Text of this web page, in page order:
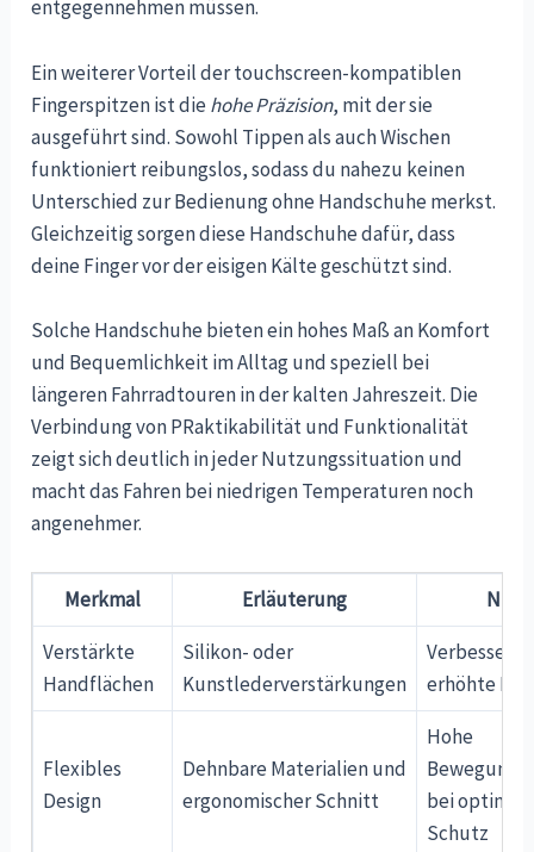
entgegennehmen müssen.
Ein weiterer Vorteil der touchscreen-kompatiblen
Fingerspitzen ist diehohe Präzision, mit der sie
ausgeführt sind. Sowohl Tippen als auch Wischen
funktioniert reibungslos, sodass du nahezu keinen
Unterschied zur Bedienung ohne Handschuhe merkst.
Gleichzeitig sorgen diese Handschuhe dafür, dass
deine Finger vor der eisigen Kälte geschützt sind.
Solche Handschuhe bieten ein hohes Maß an Komfort
und Bequemlichkeit im Alltag und speziell bei
längeren Fahrradtouren in der kalten Jahreszeit. Die
Verbindung von PRaktikabilität und Funktionalität
zeigt sich deutlich in jeder Nutzungssituation und
macht das Fahren bei niedrigen Temperaturen noch
angenehmer.
Merkmal Erläuterung
Verstärkte
Handflächen
Silikon- oder
Kunstlederverstärkungen
erhöhte
Flexibles
Design
Dehnbare Materialien und
ergonomischer Schnitt
Hohe
bei
Schutz